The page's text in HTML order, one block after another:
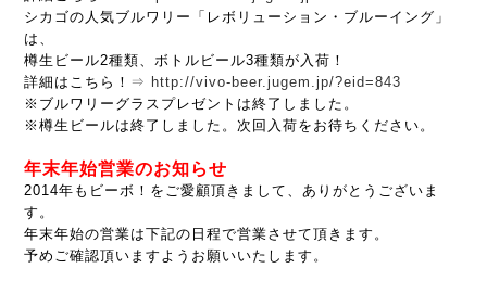
シカゴの人気ブルワリー「レボリューション・ブルーイング」
は、
樽生ビール2種類、ボトルビール3種類が入荷！
詳細はこちら！ ⇒ http://vivo-beer.jugem.jp/?eid=843
※ブルワリーグラスプレゼントは終了しました。
※樽生ビールは終了しました。次回入荷をお待ちください。
年末年始営業のお知らせ
2014年もビーボ！をご愛顧頂きまして、ありがとうございま
す。
年末年始の営業は下記の日程で営業させて頂きます。
予めご確認頂いますようお願いいたします。